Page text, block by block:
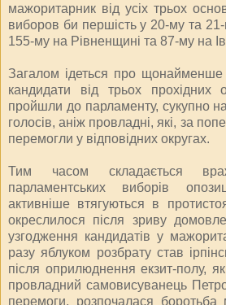
мажоритарник від усіх трьох
виборов би першість у 20-му та
155-му на Рівненщині та 87-му на
Загалом ідеться про щонайменше
кандидати від трьох прохідних
пройшли до парламенту, сукупно
голосів, аніж провладні, які, за
перемогли у відповідних округах.
Тим часом складається
парламентських виборів
активніше втягуються в
окреслилося після зриву
узгодження кандидатів у
разу яблуком розбрату став
після оприлюднення екзит-полу,
провладний самовисуванець
перемоги, розпочалася боротьба